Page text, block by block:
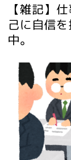
【雑記】
己に自信
中。